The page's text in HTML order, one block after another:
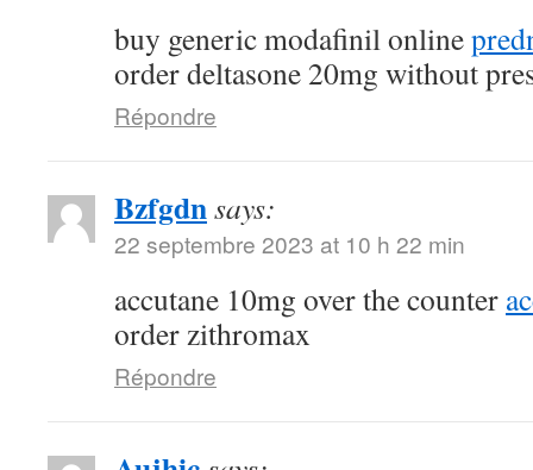
buy generic modafinil online
order deltasone 20mg without
Répondre
Bzfgdnsays:
22 septembre 2023 at 10 h 22 min
accutane 10mg over the counter
order zithromax
Répondre